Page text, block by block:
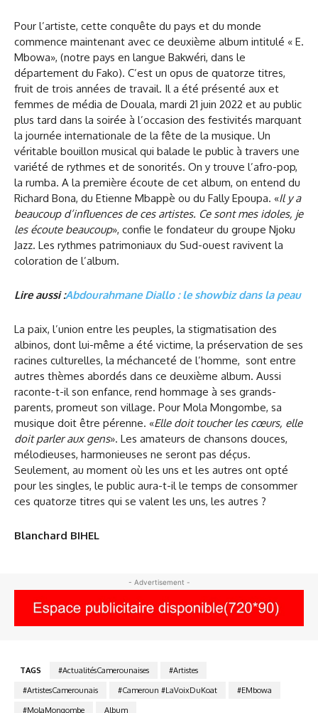
Pour l’artiste, cette conquête du pays et du monde
commence maintenant avec ce deuxième album intitulé « E.
Mbowa», (notre pays en langue Bakwéri, dans le
département du Fako). C’est un opus de quatorze titres,
fruit de trois années de travail. Il a été présenté aux et
femmes de média de Douala, mardi 21 juin 2022 et au public
plus tard dans la soirée à l’occasion des festivités marquant
la journée internationale de la fête de la musique. Un
véritable bouillon musical qui balade le public à travers une
variété de rythmes et de sonorités. On y trouve l’afro-pop,
la rumba. A la première écoute de cet album, on entend du
Richard Bona, du Etienne Mbappè ou du Fally Epoupa. «Il y a
beaucoup d’influences de ces artistes. Ce sont mes idoles, je
les écoute beaucoup», confie le fondateur du groupe Njoku
Jazz. Les rythmes patrimoniaux du Sud-ouest ravivent la
coloration de l’album.
Lire aussi :Abdourahmane Diallo : le showbiz dans la peau
La paix, l’union entre les peuples, la stigmatisation des
albinos, dont lui-même a été victime, la préservation de ses
racines culturelles, la méchanceté de l’homme, sont entre
autres thèmes abordés dans ce deuxième album. Aussi
raconte-t-il son enfance, rend hommage à ses grands-
parents, promeut son village. Pour Mola Mongombe, sa
musique doit être pérenne. «Elle doit toucher les cœurs, elle
doit parler aux gens». Les amateurs de chansons douces,
mélodieuses, harmonieuses ne seront pas déçus.
Seulement, au moment où les uns et les autres ont opté
pour les singles, le public aura-t-il le temps de consommer
ces quatorze titres qui se valent les uns, les autres ?
Blanchard BIHEL
- Advertisement -
TAGS #ActualitésCamerounaises
#Artistes
#ArtistesCamerounais
#Cameroun #LaVoixDuKoat
#EMbowa
#MolaMongombe
Album